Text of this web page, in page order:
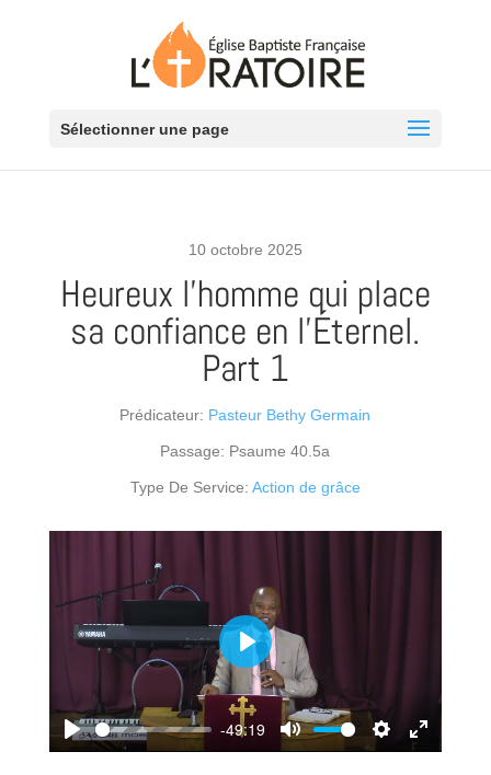
Sélectionner une page
10 octobre 2025
Heureux l’homme qui place
sa confiance en l’Éternel.
Part 1
Prédicateur: Pasteur Bethy Germain
Passage: Psaume 40.5a
Type De Service: Action de grâce
Play
-49:19
Mute Settings
Enter
Play